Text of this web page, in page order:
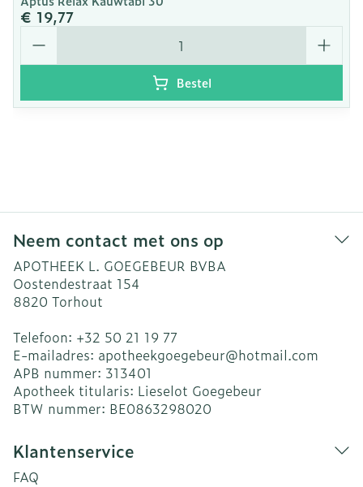
€ 19,77
Aantal
Bestel
Neem contact met ons op
APOTHEEK L. GOEGEBEUR BVBA
Oostendestraat 154
8820 Torhout
Telefoon: +32 50 21 19 77
E-mailadres: apotheekgoegebeur@hotmail.com
APB nummer: 313401
Apotheek titularis: Lieselot Goegebeur
BTW nummer: BE0863298020
Klantenservice
FAQ